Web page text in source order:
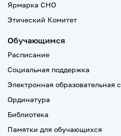
Ярмарка СНО
Этический Комитет
Обучающимся
Расписание
Социальная поддержка
Электронная образовательная
Ординатура
Библиотека
Памятки для обучающихся